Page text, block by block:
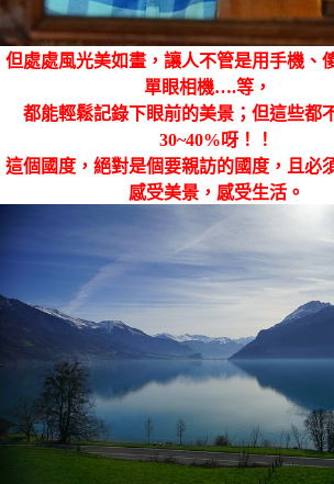
但處處風光美如畫，讓人不管是用手機、
單眼相機….等，
都能輕鬆記錄下眼前的美景；但這些都
30~40%呀！！
這個國度，絕對是個要親訪的國度，且必
感受美景，感受生活。